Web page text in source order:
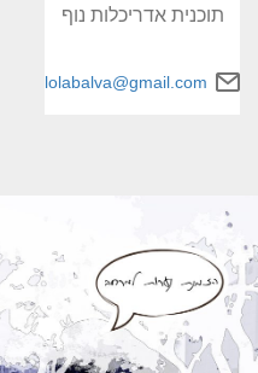
תוכנית אדריכלות נוף
lolabalva@gmail.com